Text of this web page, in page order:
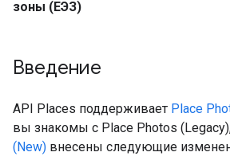
зоны (ЕЭЗ)
Введение
API Places поддерживает Place
вы знакомы с Place Photos
(New) внесены следующие